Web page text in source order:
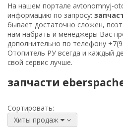
На нашем портале avtonomnyj-
информацию по запросу:
бывает достаточно сложен,
нам набрать и менеджеры Вас
дополнительно по телефону
Отопитель РУ всегда и каждый
свой сервис лучше.
запчасти
Сортировать:
Хиты продаж